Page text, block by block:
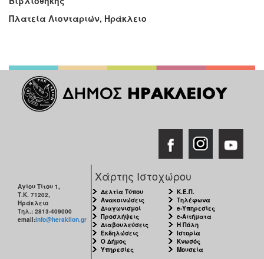
Πλατεία Λιονταριών, Ηράκλειο
Αγίου Τίτου 1,
Τ.Κ. 71202,
Ηράκλειο
Τηλ.: 2813-409000
email:info@heraklion.gr
Χάρτης Ιστοχώρου
Δελτία Τύπου
Ανακοινώσεις
Διαγωνισμοί
Προσλήψεις
Διαβουλεύσεις
Εκδηλώσεις
Ο Δήμος
Υπηρεσίες
Κ.Ε.Π.
Τηλέφωνα
e-Υπηρεσίες
e-Αιτήματα
Η Πόλη
Ιστορία
Κνωσός
Μουσεία